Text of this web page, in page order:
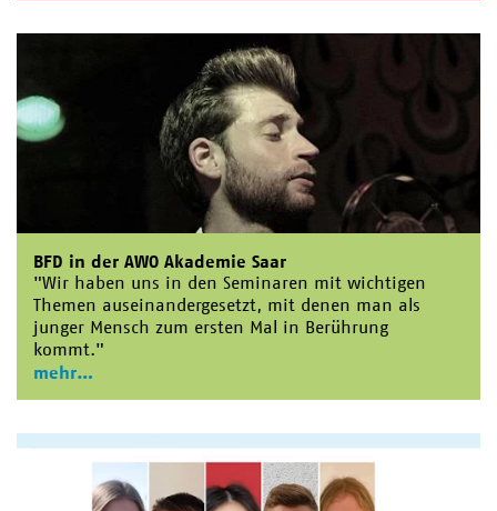
BFD in der AWO Akademie Saar
"Wir haben uns in den Seminaren mit wichtigen
Themen auseinandergesetzt, mit denen man als
junger Mensch zum ersten Mal in Berührung
kommt."
mehr